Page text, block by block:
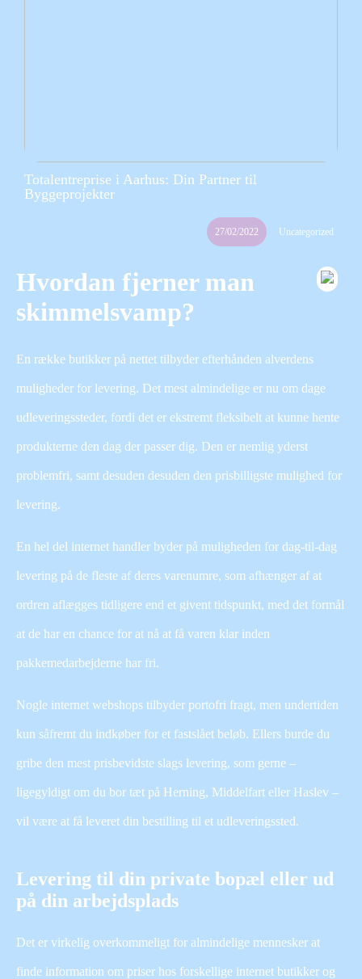
Totalentreprise i Aarhus: Din Partner til
Byggeprojekter
27/02/2022 Uncategorized
Hvordan fjerner man
skimmelsvamp?
En række butikker på nettet tilbyder efterhånden alverdens
muligheder for levering. Det mest almindelige er nu om dage
udleveringssteder, fordi det er ekstremt fleksibelt at kunne hente
produkterne den dag der passer dig. Den er nemlig yderst
problemfri, samt desuden desuden den prisbilligste mulighed for
levering.
En hel del internet handler byder på muligheden for dag-til-dag
levering på de fleste af deres varenumre, som afhænger af at
ordren aflægges tidligere end et givent tidspunkt, med det formål
at de har en chance for at nå at få varen klar inden
pakkemedarbejderne har fri.
Nogle internet webshops tilbyder portofri fragt, men undertiden
kun såfremt du indkøber for et fastslået beløb. Ellers burde du
gribe den mest prisbevidste slags levering, som gerne –
ligegyldigt om du bor tæt på Herning, Middelfart eller Haslev –
vil være at få leveret din bestilling til et udleveringssted.
Levering til din private bopæl eller ud
på din arbejdsplads
Det er virkelig overkommeligt for almindelige mennesker at
finde information om priser hos forskellige internet butikker og